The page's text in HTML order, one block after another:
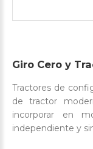
Giro Cero y
Tractores de
de tractor
incorporar en
independiente y